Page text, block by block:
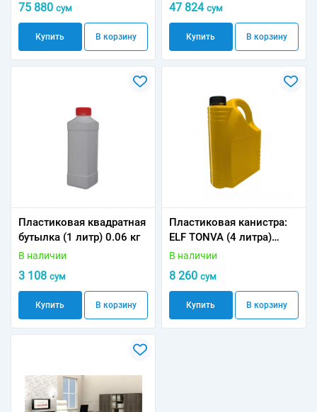
75 880 сум
Купить В корзину
47 824 сум
Купить В корзину
Пластиковая квадратная
бутылка (1 литр) 0.06 кг
В наличии
3 108 сум
Купить В корзину
Пластиковая канистра:
ELF TONVA (4 литра)
0.225 кг
В наличии
8 260 сум
Купить В корзину